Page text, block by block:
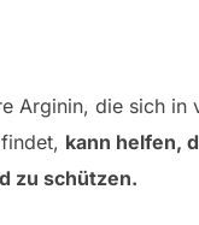
Arginin, die sich in
kann helfen,
zu schützen.